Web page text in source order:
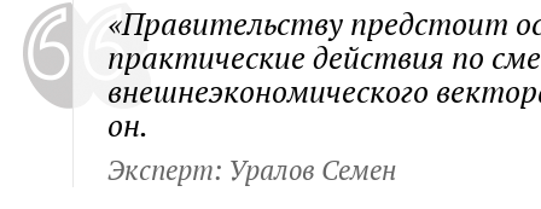
«Правительству предстоит
практические действия по
внешнеэкономического
он.
Эксперт: Уралов Семен